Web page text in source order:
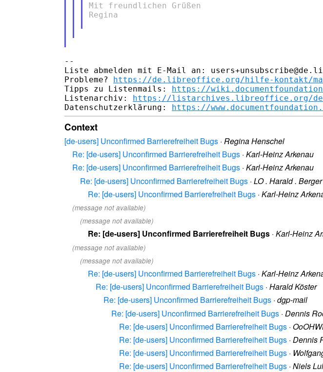
Mit freundlichen Grüßen
Regina
--
Liste abmelden mit E-Mail an:
Probleme? https://de.libreoffice.org/hilfe-kontakt/
Tipps zu Listenmails: https://
Listenarchiv: https://listarchives.libreoffice.org/
Datenschutzerklärung: https://
Context
[de-users] Unconfirmed Barrierefreiheit Bugs · Regina Henschel
Re: [de-users] Unconfirmed Barrierefreiheit Bugs · Karl-Heinz Arkenau
Re: [de-users] Unconfirmed Barrierefreiheit Bugs · Karl-Heinz Arkenau
Re: [de-users] Unconfirmed Barrierefreiheit Bugs · LO . Harald . Berger
Re: [de-users] Unconfirmed Barrierefreiheit Bugs · Karl-Heinz
(message not available)
(message not available)
Re: [de-users] Unconfirmed Barrierefreiheit Bugs · Karl-Heinz
(message not available)
(message not available)
Re: [de-users] Unconfirmed Barrierefreiheit Bugs · Karl-Heinz
Re: [de-users] Unconfirmed Barrierefreiheit Bugs · Harald Köster
Re: [de-users] Unconfirmed Barrierefreiheit Bugs · dgp-mail
Re: [de-users] Unconfirmed Barrierefreiheit Bugs · Dennis
Re: [de-users] Unconfirmed Barrierefreiheit Bugs ·
Re: [de-users] Unconfirmed Barrierefreiheit Bugs · Dennis
Re: [de-users] Unconfirmed Barrierefreiheit Bugs ·
Re: [de-users] Unconfirmed Barrierefreiheit Bugs · Niels